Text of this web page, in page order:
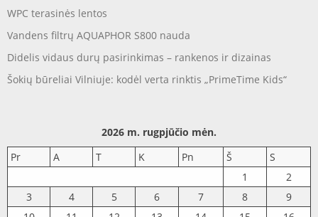
WPC terasinės lentos
Vandens filtrų AQUAPHOR S800 nauda
Didelis vidaus durų pasirinkimas – rankenos ir dizainas
Šokių būreliai Vilniuje: kodėl verta rinktis „PrimeTime Kids“
2026 m. rugpjūčio mėn.
Pr
A T K Pn Š
S
1
2
3
4 5 6 7 8
9